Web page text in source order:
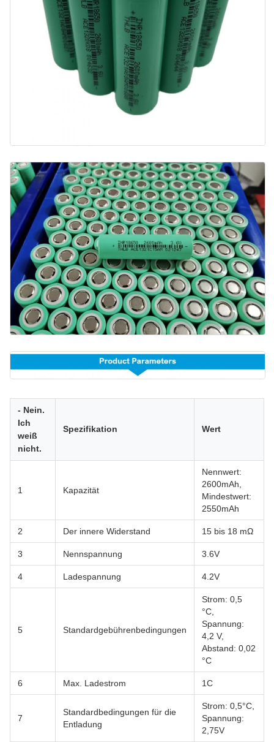
- Nein.
Ich
weiß
nicht.
Spezifikation Wert
1 Kapazität
Nennwert:
2600mAh,
Mindestwert:
2550mAh
2 Der innere Widerstand 15 bis 18 mΩ
3 Nennspannung 3.6V
4 Ladespannung 4.2V
5 Standardgebührenbedingungen
Strom: 0,5
°C,
Spannung:
4,2 V,
Abstand: 0,02
°C
6 Max. Ladestrom 1C
7
Standardbedingungen für die
Entladung
Strom: 0,5°C,
Spannung:
2,75V